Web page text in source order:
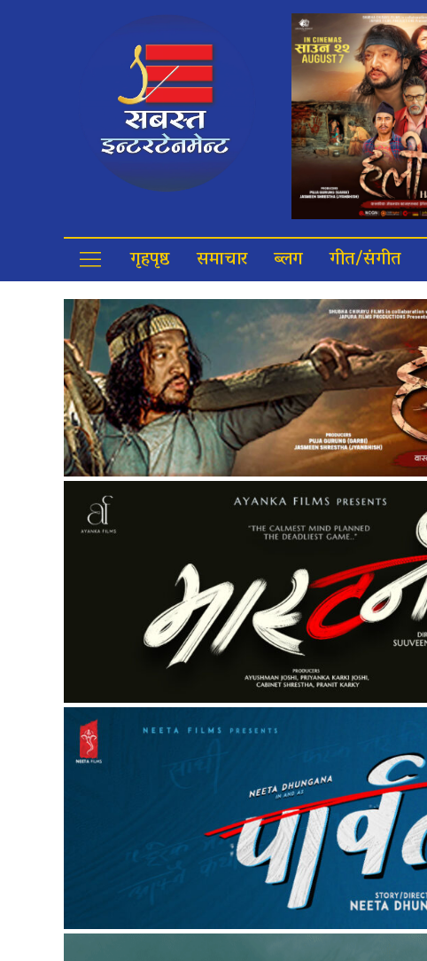
गृहपृष्ठ समाचार ब्लग गीत/संगीत